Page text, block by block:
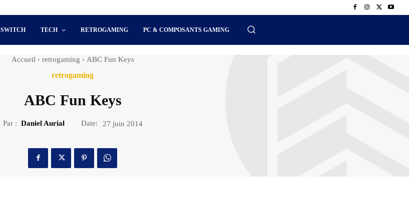
SWITCH TECH RETROGAMING PC & COMPOSANTS GAMING
Accueil retrogaming ABC Fun Keys
retrogaming
ABC Fun Keys
Par : Daniel Aurial Date: 27 juin 2014